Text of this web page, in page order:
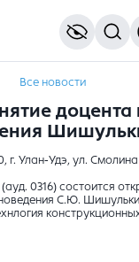
Все новости
г. Улан-Удэ, ул.
0316) состоится
С.Ю.